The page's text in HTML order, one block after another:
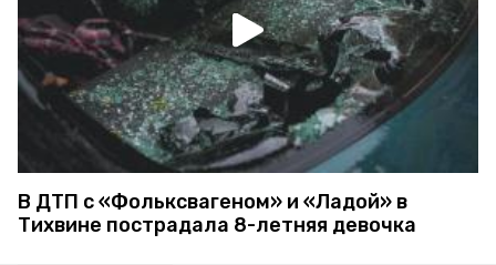
В ДТП с «Фольксвагеном» и «Ладой» в
Тихвине пострадала 8-летняя девочка